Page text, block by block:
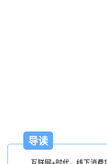
导读
互联网+时代，线下消